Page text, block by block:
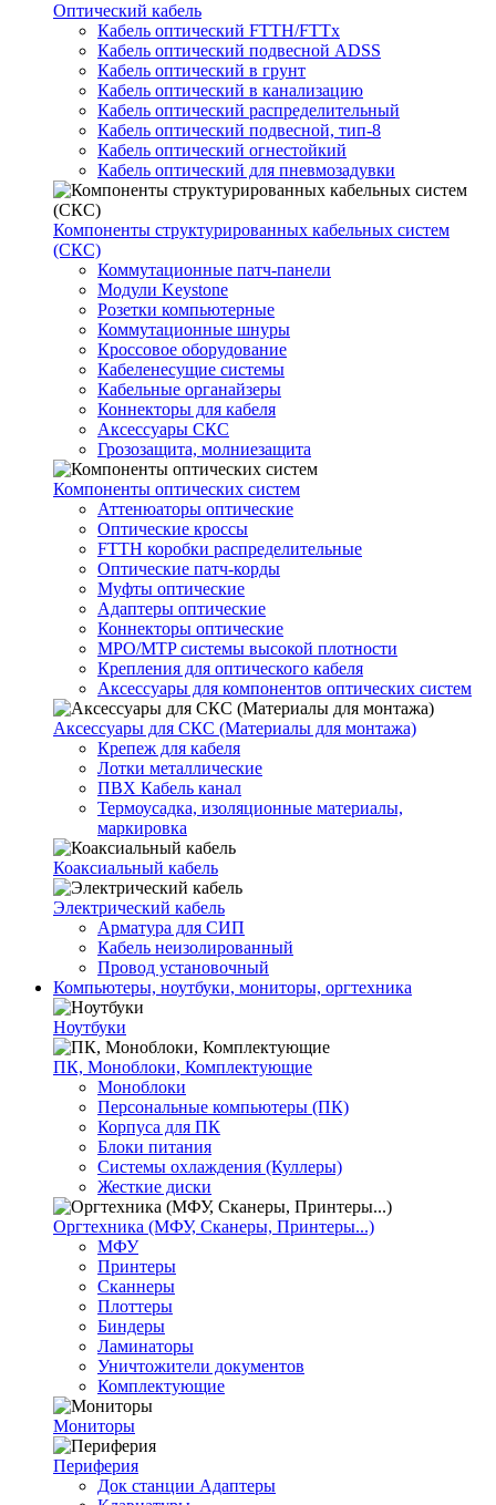
Оптический кабель
Кабель оптический FTTH/FTTx
Кабель оптический подвесной ADSS
Кабель оптический в грунт
Кабель оптический в канализацию
Кабель оптический распределительный
Кабель оптический подвесной, тип-8
Кабель оптический огнестойкий
Кабель оптический для пневмозадувки
Компоненты структурированных кабельных систем
(СКС)
Коммутационные патч-панели
Модули Keystone
Розетки компьютерные
Коммутационные шнуры
Кроссовое оборудование
Кабеленесущие системы
Кабельные органайзеры
Коннекторы для кабеля
Аксессуары СКС
Грозозащита, молниезащита
Компоненты оптических систем
Аттенюаторы оптические
Оптические кроссы
FTTH коробки распределительные
Оптические патч-корды
Муфты оптические
Адаптеры оптические
Коннекторы оптические
MPO/MTP системы высокой плотности
Крепления для оптического кабеля
Аксессуары для компонентов оптических систем
Аксессуары для СКС (Материалы для монтажа)
Крепеж для кабеля
Лотки металлические
ПВХ Кабель канал
Термоусадка, изоляционные материалы,
маркировка
Коаксиальный кабель
Электрический кабель
Арматура для СИП
Кабель неизолированный
Провод установочный
Компьютеры, ноутбуки, мониторы, оргтехника
Ноутбуки
ПК, Моноблоки, Комплектующие
Моноблоки
Персональные компьютеры (ПК)
Корпуса для ПК
Блоки питания
Системы охлаждения (Куллеры)
Жесткие диски
Оргтехника (МФУ, Сканеры, Принтеры...)
МФУ
Принтеры
Сканнеры
Плоттеры
Биндеры
Ламинаторы
Уничтожители документов
Комплектующие
Мониторы
Периферия
Док станции Адаптеры